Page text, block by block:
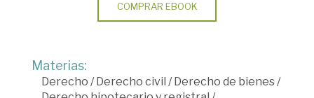
COMPRAR EBOOK
Materias:
Derecho /Derecho civil /Derecho de bienes/